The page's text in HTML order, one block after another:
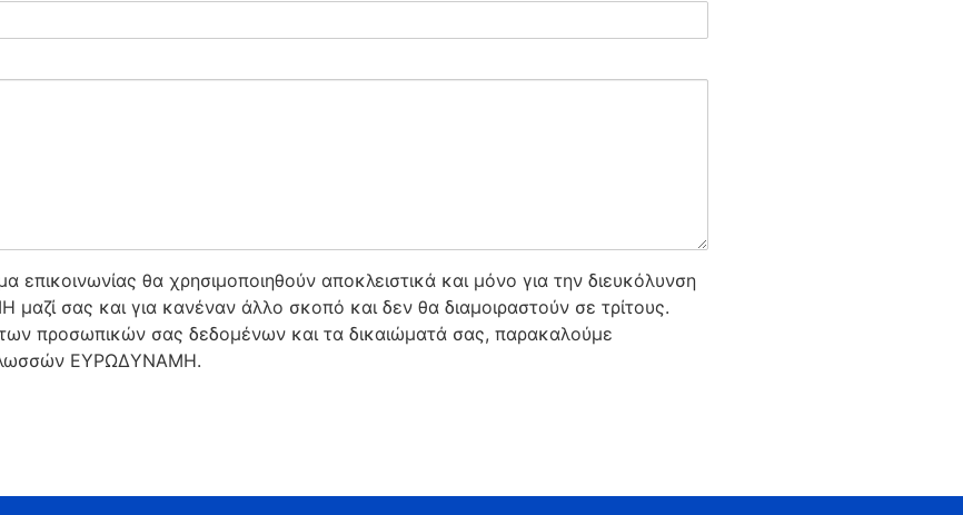
θα χρησιμοποιηθούν αποκλειστικά και μόνο για την διευκόλυνση
σας και για κανέναν άλλο σκοπό και δεν θα διαμοιραστούν σε τρίτους.
προσωπικών σας δεδομένων και τα δικαιώματά σας, παρακαλούμε
Γλωσσών ΕΥΡΩΔΥΝΑΜΗ.